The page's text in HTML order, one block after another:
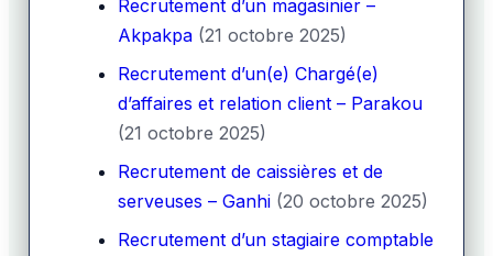
Recrutement d’un magasinier –
Akpakpa (21 octobre 2025)
Recrutement d’un(e) Chargé(e)
d’affaires et relation client – Parakou
(21 octobre 2025)
Recrutement de caissières et de
serveuses – Ganhi (20 octobre 2025)
Recrutement d’un stagiaire comptable